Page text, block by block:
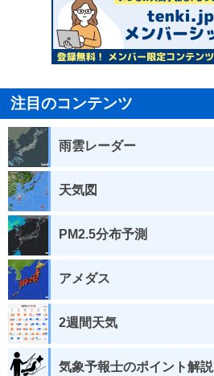
注目のコンテンツ
雨雲レーダー
天気図
PM2.5分布予測
アメダス
2週間天気
気象予報士のポイント解説